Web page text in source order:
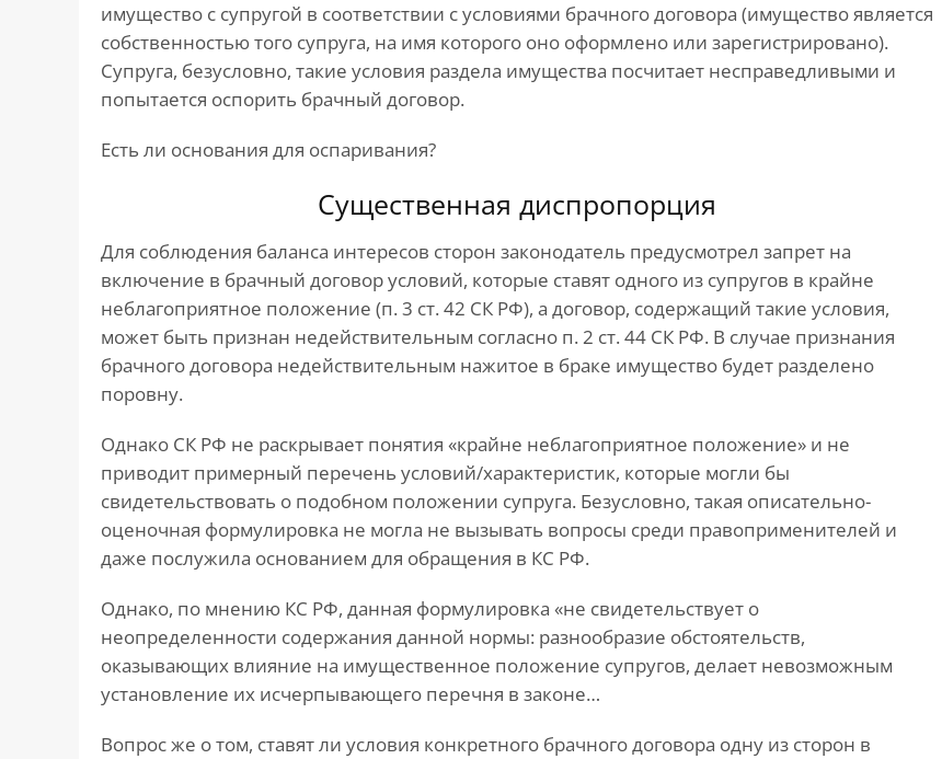
имущество с супругой в соответствии с условиями брачного договора (имущество является
собственностью того супруга, на имя которого оно оформлено или зарегистрировано).
Супруга, безусловно, такие условия раздела имущества посчитает несправедливыми и
попытается оспорить брачный договор.
Есть ли основания для оспаривания?
Существенная диспропорция
Для соблюдения баланса интересов сторон законодатель предусмотрел запрет на
включение в брачный договор условий, которые ставят одного из супругов в крайне
неблагоприятное положение (п. 3 ст. 42 СК РФ), а договор, содержащий такие условия,
может быть признан недействительным согласно п. 2 ст. 44 СК РФ. В случае признания
брачного договора недействительным нажитое в браке имущество будет разделено
поровну.
Однако СК РФ не раскрывает понятия «крайне неблагоприятное положение» и не
приводит примерный перечень условий/характеристик, которые могли бы
свидетельствовать о подобном положении супруга. Безусловно, такая описательно-
оценочная формулировка не могла не вызывать вопросы среди правоприменителей и
даже послужила основанием для обращения в КС РФ.
Однако, по мнению КС РФ, данная формулировка «не свидетельствует о
неопределенности содержания данной нормы: разнообразие обстоятельств,
оказывающих влияние на имущественное положение супругов, делает невозможным
установление их исчерпывающего перечня в законе…
Вопрос же о том, ставят ли условия конкретного брачного договора одну из сторон в